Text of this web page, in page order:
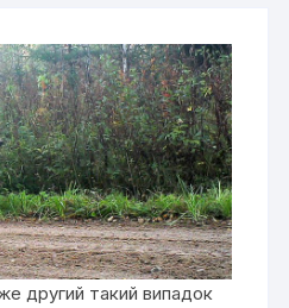
другий такий випадок